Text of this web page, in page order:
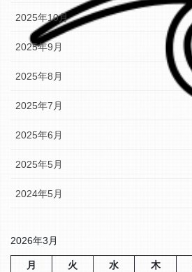
2025年10月
2025年9月
2025年8月
2025年7月
2025年6月
2025年5月
2024年5月
2026年3月
月 火 水 木